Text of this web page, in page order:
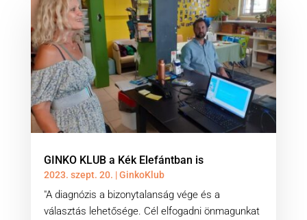
GINKO KLUB a Kék Elefántban is
2023. szept. 20. |GinkoKlub
"A diagnózis a bizonytalanság vége és a
választás lehetősége. Cél elfogadni önmagunkat